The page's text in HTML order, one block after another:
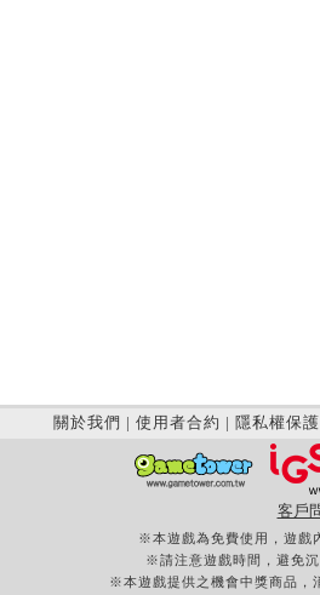
關於我們 | 使用者合約 | 隱私權保護
客戶
※本遊戲為免費使用，遊戲
※請注意遊戲時間，避免
※本遊戲提供之機會中獎商品，